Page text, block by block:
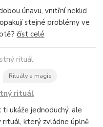
únavu, vnitřní neklid
stejné problémy ve
číst celé
Rituály a magie
rituál
ti ukáže jednoduchý, ale
rituál, který zvládne úplně